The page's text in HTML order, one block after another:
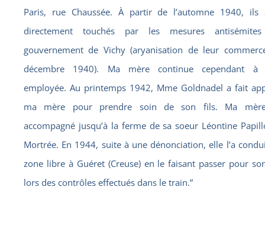
Paris, rue Chaussée. À partir de l’automne 1940, ils
directement touchés par les mesures
gouvernement de Vichy (aryanisation de leur
décembre 1940). Ma mère continue cependant à
employée. Au printemps 1942, Mme Goldnadel a fait
ma mère pour prendre soin de son fils. Ma
accompagné jusqu’à la ferme de sa soeur Léontine
Mortrée. En 1944, suite à une dénonciation, elle l’a
zone libre à Guéret (Creuse) en le faisant passer pour
lors des contrôles effectués dans le train.”